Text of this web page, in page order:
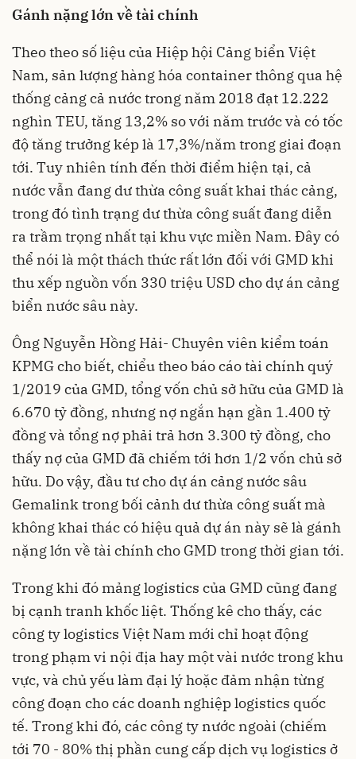
Gánh nặng lớn về tài chính
Theo theo số liệu của Hiệp hội Cảng biển Việt
Nam, sản lượng hàng hóa container thông qua hệ
thống cảng cả nước trong năm 2018 đạt 12.222
nghìn TEU, tăng 13,2% so với năm trước và có tốc
độ tăng trưởng kép là 17,3%/năm trong giai đoạn
tới. Tuy nhiên tính đến thời điểm hiện tại, cả
nước vẫn đang dư thừa công suất khai thác cảng,
trong đó tình trạng dư thừa công suất đang diễn
ra trầm trọng nhất tại khu vực miền Nam. Đây có
thể nói là một thách thức rất lớn đối với GMD khi
thu xếp nguồn vốn 330 triệu USD cho dự án cảng
biển nước sâu này.
Ông Nguyễn Hồng Hải- Chuyên viên kiểm toán
KPMG cho biết, chiểu theo báo cáo tài chính quý
1/2019 của GMD, tổng vốn chủ sở hữu của GMD là
6.670 tỷ đồng, nhưng nợ ngắn hạn gần 1.400 tỷ
đồng và tổng nợ phải trả hơn 3.300 tỷ đồng, cho
thấy nợ của GMD đã chiếm tới hơn 1/2 vốn chủ sở
hữu. Do vậy, đầu tư cho dự án cảng nước sâu
Gemalink trong bối cảnh dư thừa công suất mà
không khai thác có hiệu quả dự án này sẽ là gánh
nặng lớn về tài chính cho GMD trong thời gian tới.
Trong khi đó mảng logistics của GMD cũng đang
bị cạnh tranh khốc liệt. Thống kê cho thấy, các
công ty logistics Việt Nam mới chỉ hoạt động
trong phạm vi nội địa hay một vài nước trong khu
vực, và chủ yếu làm đại lý hoặc đảm nhận từng
công đoạn cho các doanh nghiệp logistics quốc
tế. Trong khi đó, các công ty nước ngoài (chiếm
tới 70 - 80% thị phần cung cấp dịch vụ logistics ở